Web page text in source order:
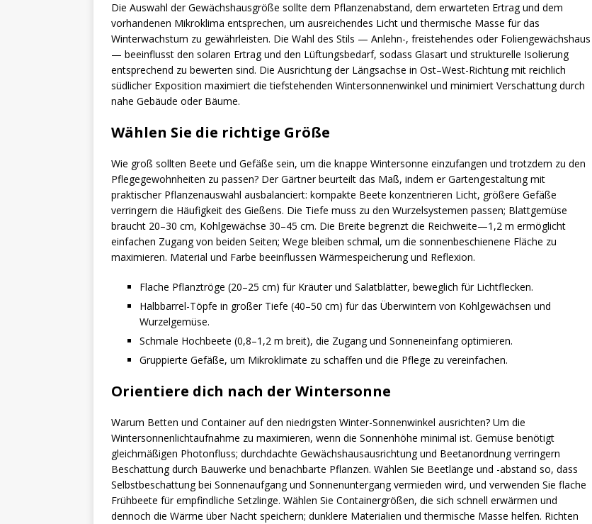
Die Auswahl der Gewächshausgröße sollte dem Pflanzenabstand, dem erwarteten Ertrag und dem
vorhandenen Mikroklima entsprechen, um ausreichendes Licht und thermische Masse für das
Winterwachstum zu gewährleisten. Die Wahl des Stils — Anlehn-, freistehendes oder Foliengewächshaus
— beeinflusst den solaren Ertrag und den Lüftungsbedarf, sodass Glasart und strukturelle Isolierung
entsprechend zu bewerten sind. Die Ausrichtung der Längsachse in Ost–West-Richtung mit reichlich
südlicher Exposition maximiert die tiefstehenden Wintersonnenwinkel und minimiert Verschattung durch
nahe Gebäude oder Bäume.
Wählen Sie die richtige Größe
Wie groß sollten Beete und Gefäße sein, um die knappe Wintersonne einzufangen und trotzdem zu den
Pflegegewohnheiten zu passen? Der Gärtner beurteilt das Maß, indem er Gartengestaltung mit
praktischer Pflanzenauswahl ausbalanciert: kompakte Beete konzentrieren Licht, größere Gefäße
verringern die Häufigkeit des Gießens. Die Tiefe muss zu den Wurzelsystemen passen; Blattgemüse
braucht 20–30 cm, Kohlgewächse 30–45 cm. Die Breite begrenzt die Reichweite—1,2 m ermöglicht
einfachen Zugang von beiden Seiten; Wege bleiben schmal, um die sonnenbeschienene Fläche zu
maximieren. Material und Farbe beeinflussen Wärme­speicherung und Reflexion.
Flache Pflanztröge (20–25 cm) für Kräuter und Salatblätter, beweglich für Lichtflecken.
Halbbarrel-Töpfe in großer Tiefe (40–50 cm) für das Überwintern von Kohlgewächsen und
Wurzelgemüse.
Schmale Hochbeete (0,8–1,2 m breit), die Zugang und Sonneneinfang optimieren.
Gruppierte Gefäße, um Mikroklimate zu schaffen und die Pflege zu vereinfachen.
Orientiere dich nach der Wintersonne
Warum Betten und Container auf den niedrigsten Winter-Sonnenwinkel ausrichten? Um die
Wintersonnenlichtaufnahme zu maximieren, wenn die Sonnenhöhe minimal ist. Gemüse benötigt
gleichmäßigen Photonfluss; durchdachte Gewächshausausrichtung und Beetanordnung verringern
Beschattung durch Bauwerke und benachbarte Pflanzen. Wählen Sie Beetlänge und -abstand so, dass
Selbstbeschattung bei Sonnenaufgang und Sonnenuntergang vermieden wird, und verwenden Sie flache
Frühbeete für empfindliche Setzlinge. Wählen Sie Containergrößen, die sich schnell erwärmen und
dennoch die Wärme über Nacht speichern; dunklere Materialien und thermische Masse helfen. Richten